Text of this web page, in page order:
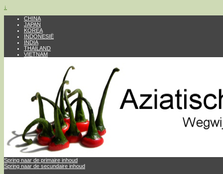
↓
CHINA
JAPAN
KOREA
INDONESIË
INDIA
THAILAND
VIETNAM
Spring naar de primaire inhoud
Spring naar de secundaire inhoud